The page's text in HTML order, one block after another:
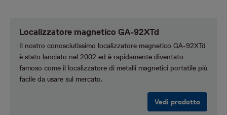
Localizzatore magnetico GA-92XTd
Il nostro conosciutissimo localizzatore magnetico GA-92XTd
è stato lanciato nel 2002 ed è rapidamente diventato
famoso come il localizzatore di metalli magnetici portatile più
facile da usare sul mercato.
Vedi prodotto